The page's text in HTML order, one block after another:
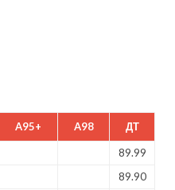
A95+ A98 ДТ
89.99
89.90